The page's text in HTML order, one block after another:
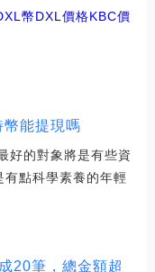
幣DXL價格KBC價
能提現嗎
好的對象將是有些資
點科學素養的年輕
20筆，總金額超